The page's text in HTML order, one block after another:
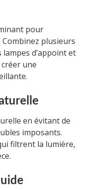
pour
Combinez plusieurs
d’appoint et
une
en évitant de
imposants.
filtrent la lumière,